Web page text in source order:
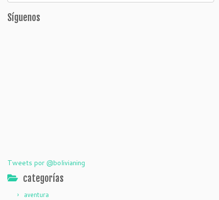
Síguenos
Tweets por @bolivianing
categorías
aventura